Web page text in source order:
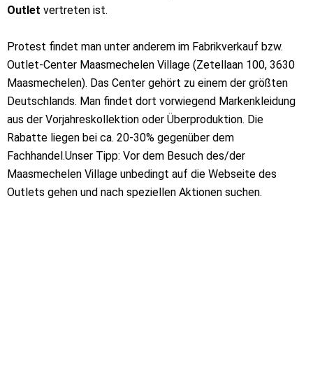
Outlet vertreten ist.
Protest findet man unter anderem im Fabrikverkauf bzw.
Outlet-Center Maasmechelen Village (Zetellaan 100, 3630
Maasmechelen). Das Center gehört zu einem der größten
Deutschlands. Man findet dort vorwiegend Markenkleidung
aus der Vorjahreskollektion oder Überproduktion. Die
Rabatte liegen bei ca. 20-30% gegenüber dem
Fachhandel.Unser Tipp: Vor dem Besuch des/der
Maasmechelen Village unbedingt auf die Webseite des
Outlets gehen und nach speziellen Aktionen suchen.